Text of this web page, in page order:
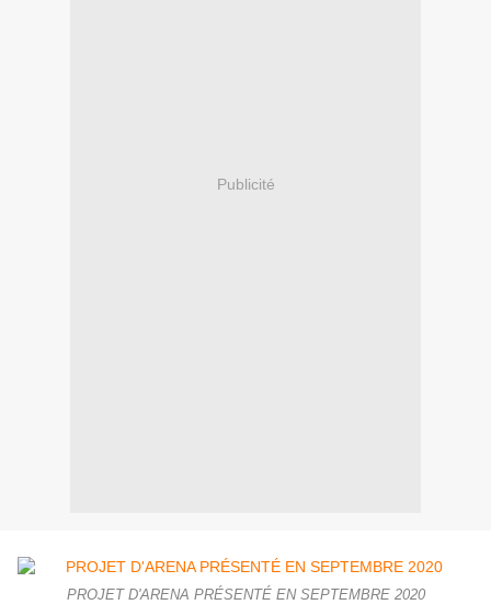
Publicité
PROJET D'ARENA PRÉSENTÉ EN SEPTEMBRE 2020